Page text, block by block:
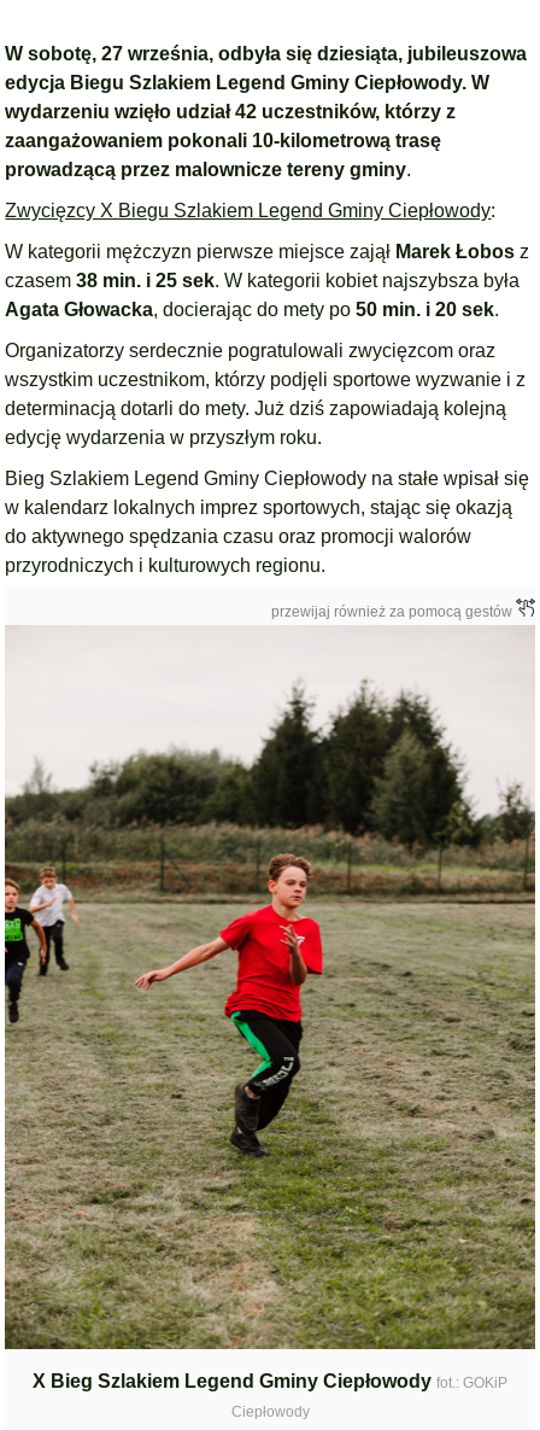
W sobotę, 27 września, odbyła się dziesiąta, jubileuszowa
edycja Biegu Szlakiem Legend Gminy Ciepłowody.W
wydarzeniu wzięło udział 42 uczestników, którzy z
zaangażowaniem pokonali 10-kilometrową trasę
prowadzącą przez malownicze tereny gminy.
Zwycięzcy X Biegu Szlakiem Legend Gminy Ciepłowody:
W kategorii mężczyzn pierwsze miejsce zajął Marek Łobos z
czasem 38 min. i 25 sek. W kategorii kobiet najszybsza była
Agata Głowacka, docierając do mety po50 min. i 20 sek.
Organizatorzy serdecznie pogratulowali zwycięzcom oraz
wszystkim uczestnikom, którzy podjęli sportowe wyzwanie i z
determinacją dotarli do mety. Już dziś zapowiadają kolejną
edycję wydarzenia w przyszłym roku.
Bieg Szlakiem Legend Gminy Ciepłowody na stałe wpisał się
w kalendarz lokalnych imprez sportowych, stając się okazją
do aktywnego spędzania czasu oraz promocji walorów
przyrodniczych i kulturowych regionu.
przewijaj również za pomocą gestów
X Bieg Szlakiem Legend Gminy Ciepłowody fot.: GOKiP
Ciepłowody